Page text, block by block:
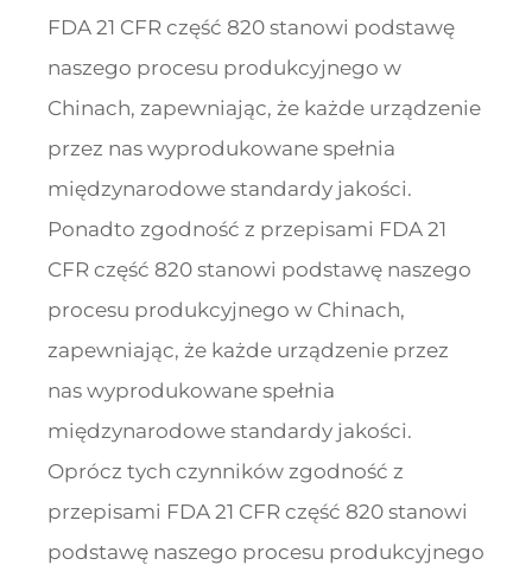
FDA 21 CFR część 820 stanowi podstawę
naszego procesu produkcyjnego w
Chinach, zapewniając, że każde urządzenie
przez nas wyprodukowane spełnia
międzynarodowe standardy jakości.
Ponadto zgodność z przepisami FDA 21
CFR część 820 stanowi podstawę naszego
procesu produkcyjnego w Chinach,
zapewniając, że każde urządzenie przez
nas wyprodukowane spełnia
międzynarodowe standardy jakości.
Oprócz tych czynników zgodność z
przepisami FDA 21 CFR część 820 stanowi
podstawę naszego procesu produkcyjnego